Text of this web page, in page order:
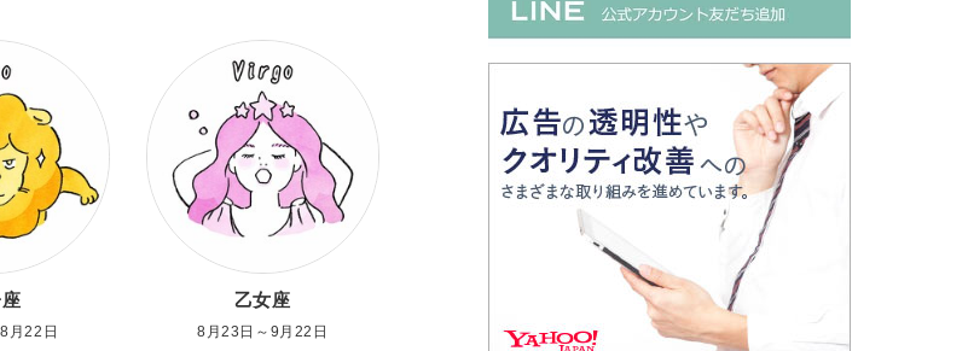
月22日
乙女座
8月23日～9月22日